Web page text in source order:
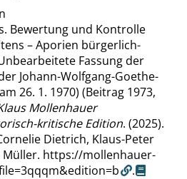
Bewertung und Kontrolle
– Aporien bürgerlich-
Fassung der
Johann-Wolfgang-Goethe-
26. 1. 1970) (Beitrag 1973,
Mollenhauer
kritische Edition. (2025).
Dietrich, Klaus-Peter
https://mollenhauer-
.